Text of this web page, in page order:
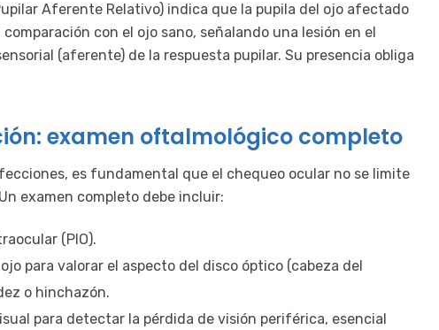
Aferente Relativo) indica que la pupila del ojo afectado
con el ojo sano, señalando una lesión en el
(aferente) de la respuesta pupilar. Su presencia obliga
examen oftalmológico completo
es fundamental que el chequeo ocular no se limite
examen completo debe incluir:
(PIO).
para valorar el aspecto del disco óptico (cabeza del
o hinchazón.
para detectar la pérdida de visión periférica, esencial